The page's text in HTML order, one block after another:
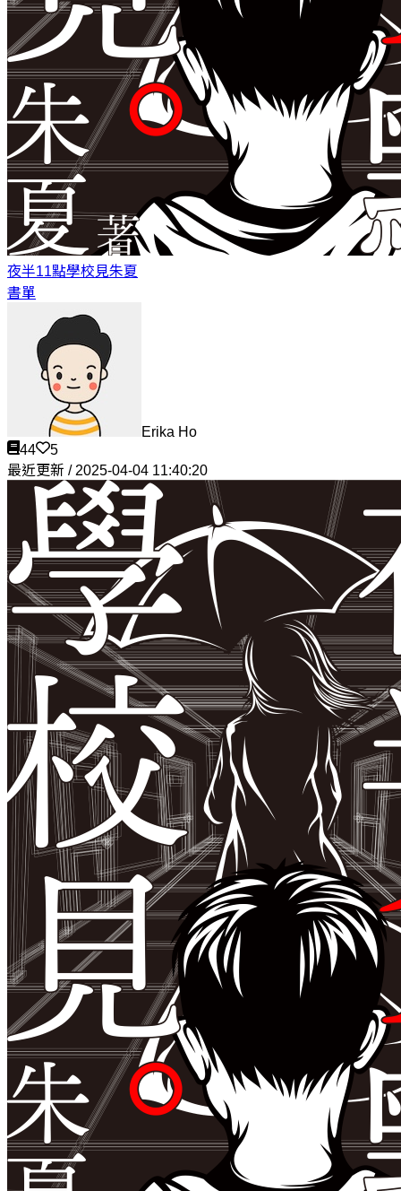
夜半11點學校見朱夏
書單
Erika Ho
44
5
最近更新 / 2025-04-04 11:40:20